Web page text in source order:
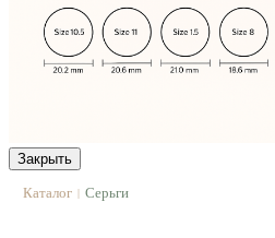
Закрыть
Каталог | Серьги